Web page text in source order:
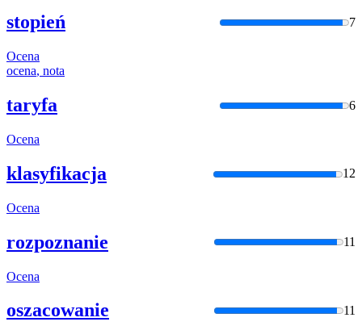
stopień 7
Ocena
ocena, nota
taryfa 6
Ocena
klasyfikacja 12
Ocena
rozpoznanie 11
Ocena
oszacowanie 11